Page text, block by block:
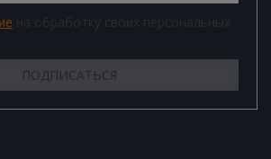
на обработку своих персональных